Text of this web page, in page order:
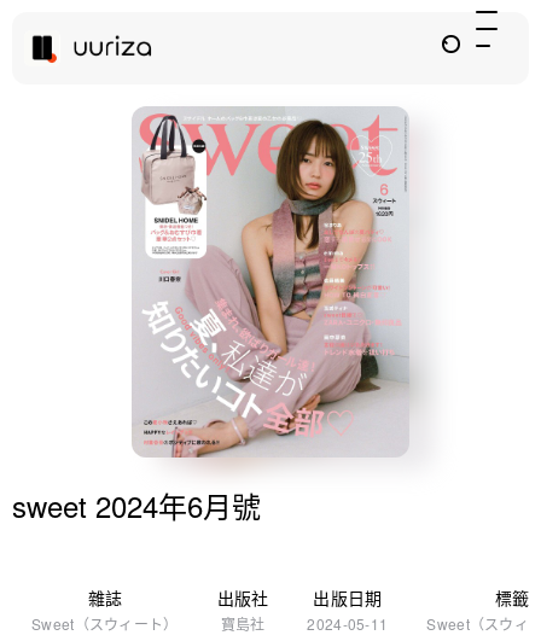
sweet 2024年6月號
雜誌
Sweet（スウィート）
出版社
寶島社
出版日期
2024-05-11
標籤
Sweet（スウィ